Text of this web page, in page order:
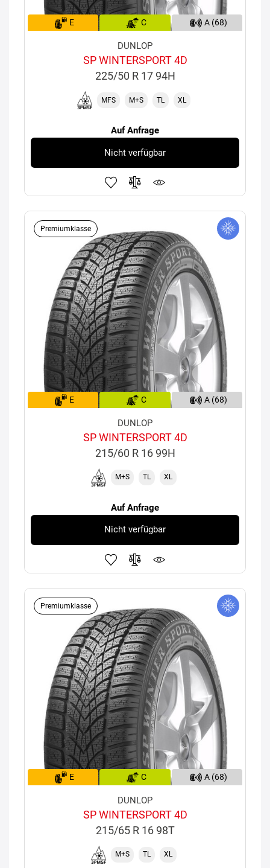
E C A (68)
DUNLOP
SP WINTERSPORT 4D
225/50 R 17 94H
MFS M+S TL XL
Auf Anfrage
Nicht verfügbar
Premiumklasse
E C A (68)
DUNLOP
SP WINTERSPORT 4D
215/60 R 16 99H
M+S TL XL
Auf Anfrage
Nicht verfügbar
Premiumklasse
E C A (68)
DUNLOP
SP WINTERSPORT 4D
215/65 R 16 98T
M+S TL XL